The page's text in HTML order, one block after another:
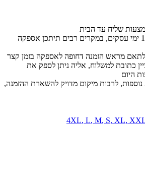
שליח עד הבית
זמן האספקה: עד 14 ימי עסקים, במקרים רבים תיתכן אספקה
לתאם מראש הזמנה דחופה לאספקה בזמן קצר
כתובת למשלוח, אליה ניתן לספק את
היום
נוספות, לרבות מיקום מדויק להשארת ההזמנה,
4XL, L, M, S, XL,